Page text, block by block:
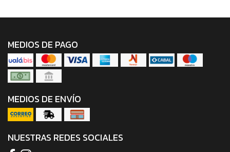
MEDIOS DE PAGO
MEDIOS DE ENVÍO
NUESTRAS REDES SOCIALES